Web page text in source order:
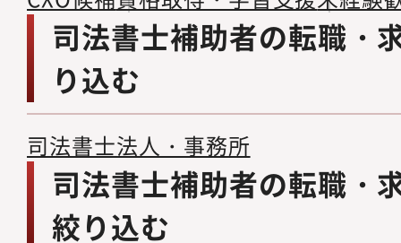
司法書士補助者の転職・
り込む
司法書士法人・事務所
司法書士補助者の転職・
絞り込む